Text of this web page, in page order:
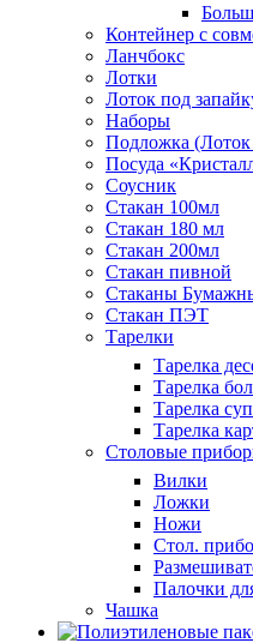
Контейнер с
Ланчбокс
Лотки
Лоток под
Наборы
Подложка
Посуда
Соусник
Стакан 100мл
Стакан 180 мл
Стакан 200мл
Стакан пивной
Стаканы
Стакан ПЭТ
Тарелки
Тарелка
Тарелка
Тарелка
Тарелка
Столовые
Вилки
Ложки
Ножи
Стол.
Палочки
Чашка